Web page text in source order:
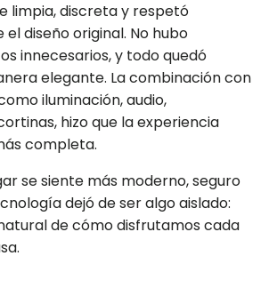
limpia, discreta y respetó
diseño original. No hubo
innecesarios, y todo quedó
elegante. La combinación con
iluminación, audio,
hizo que la experiencia
completa.
se siente más moderno, seguro
dejó de ser algo aislado:
de cómo disfrutamos cada